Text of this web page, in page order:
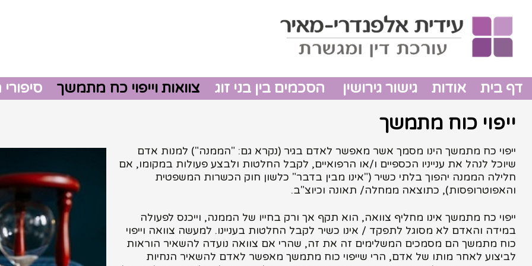
דף בית אודות גישור גירושין הסכמים בין בני זוג צוואות וייפוי כח מתמשך
ייפוי כוח מתמשך
ייפוי כח מתמשך הינו מסמך אשר מאפשר לאדם בגיר (נקרא גם: "הממנה") למנות אדם
שיוכל לנהל את ענייניו הכספיים ו/או הרפואיים, לקבל החלטות ולבצע פעולות במקומו, אם
חלילה הממנה יהפוך בלתי כשיר ("אינו מבין בדבר" כלשון חוק הכשרות המשפטית
והאפוטרופסות), כתוצאה ממחלה/ תאונה וכיוצ"ב.
ייפוי כח מתמשך אינו מחליף צוואה, הוא תקף אך ורק בחייו של הממנה, וייכנס לפעולה
במידה והאדם לא מסוגל לתפקד / אינו כשיר לקבל החלטות בעניינו. למעשה צוואה וייפוי
כוח מתמשך הם מסמכים המשלימים זה את זה, שהרי אם צוואה נועדה להשאיר הוראות
לביצוע לאחר מותו של אדם, הרי שייפוי כוח מתמשך מאפשר לאדם להשאיר הנחיות